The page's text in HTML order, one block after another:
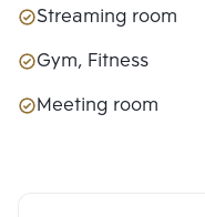
Streaming room
Gym, Fitness
Meeting room